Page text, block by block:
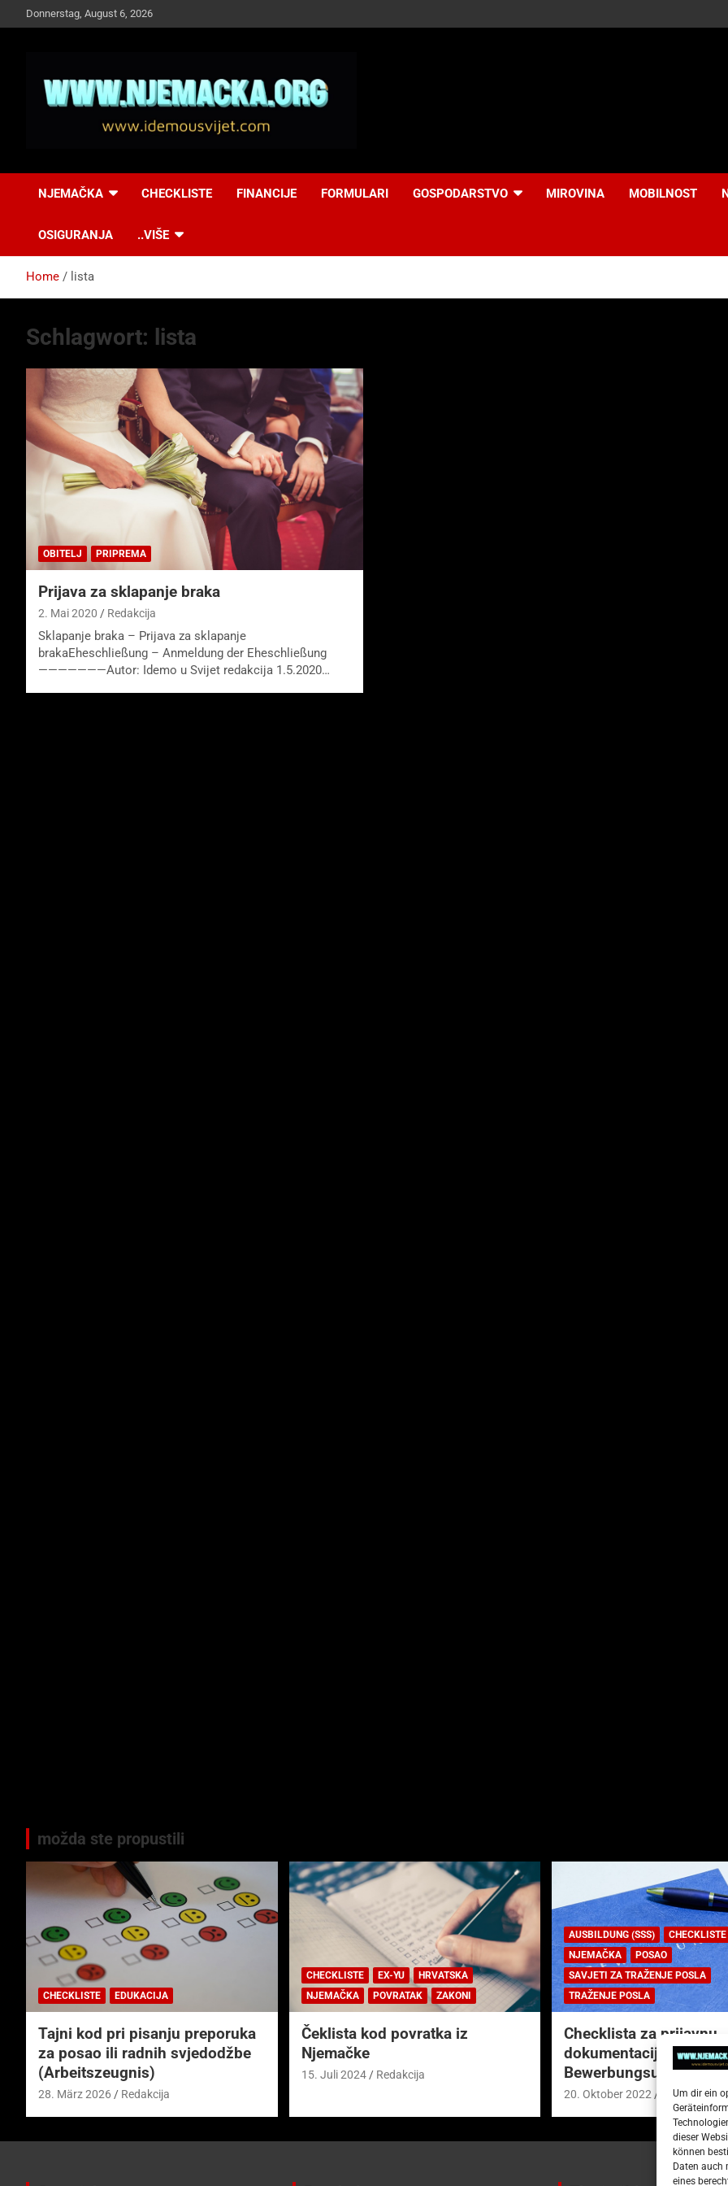
Um dir ein
dieser
können
Daten auch
eines
to
Donnerstag, August 6, 2026
Idemo u Svijet-
NJEMAČKA CHECKLISTE FINANCIJE FORMULARI GOSPODARSTVO MIROVINA MOBILNOST
OSIGURANJA ..VIŠE
Home lista
Schlagwort: lista
OBITELJ PRIPREMA
Prijava za sklapanje braka
2. Mai 2020 Redakcija
Sklapanje braka – Prijava za sklapanje
brakaEheschließung – Anmeldung der Eheschließung
———————Autor: Idemo u Svijet redakcija 1.5.2020…
možda ste propustili
CHECKLISTE EDUKACIJA
Tajni kod pri pisanju preporuka
za posao ili radnih svjedodžbe
(Arbeitszeugnis)
28. März 2026 Redakcija
CHECKLISTE EX-YU
HRVATSKA
NJEMAČKA
POVRATAK ZAKONI
Čeklista kod povratka iz
Njemačke
15. Juli 2024 Redakcija
AUSBILDUNG (SSS)
CHECKLISTE
NJEMAČKA
POSAO
SAVJETI ZA TRAŽENJE POSLA
TRAŽENJE POSLA
Checklista za prijavnu
dokumentaciju (njem.
20. Oktober 2022 Redakcija